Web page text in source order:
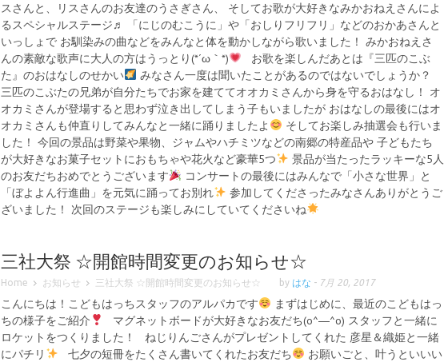
スさんと、リスさんのお友達のうさぎさん、 そしてお歌が大好きなみかおねえさんによ
るスペシャルステージ♬ 「にじのむこうに」や「おしりフリフリ」などのおかあさんと
いっしょで お馴染みの曲などをみんなと体を動かしながら歌いました！ みかおねえさ
んの素敵な歌声に大人の方はうっとり(*´ω｀*)
お歌を楽しんだあとは『三匹のこぶ
た』のおはなしのせかい
みなさん一度は聞いたことがあるのではないでしょうか？
三匹のこぶたの兄弟が自分たちでお家を建ててオオカミさんから身を守るおはなし！ オ
オカミさんが登場すると思わず泣き出してしまう子もいましたが おはなしの最後にはオ
オカミさんも仲直りしてみんなと一緒に踊りましたよ
そしてお楽しみ抽選会も行いま
した！ 今回の景品は野菜や果物、ジャムやハチミツなどの南郷の特産品や 子どもたち
が大好きなお菓子セットにおもちゃや花火など豪華5つ
景品が当たったラッキーな5人
のお友だちおめでとうございます
コンサートの最後にはみんなで「小さな世界」と
「ぼよよん行進曲」を元気に踊ってお別れ
参加してくださったみなさんありがとうご
ざいました！ 次回のステージも楽しみにしていてくださいね
三社大祭 ☆開館時間変更のお知らせ☆
Home お知らせ 三社大祭 ☆開館時間変更のお知らせ☆ by はな - 7月 20, 2017
こんにちは！こどもはっちスタッフのアルパカです
まずはじめに、最近のこどもはっ
ちの様子をご紹介
マグネットボードが大好きなお友だち(o^―^o) スタッフと一緒に
ロケットをつくりました！ ねじりんごさんがプレゼントしてくれた 彦星＆織姫と一緒
にパチリ
七夕の短冊をたくさん書いてくれたお友だち
お願いごと、叶うといいい